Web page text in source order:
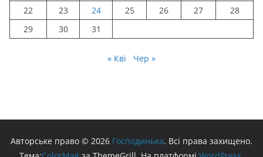
22
23 24 25 26 27
28
29
30 31
« Кві Чер »
Авторське право © 2026 Господинька. Всі права захищено.